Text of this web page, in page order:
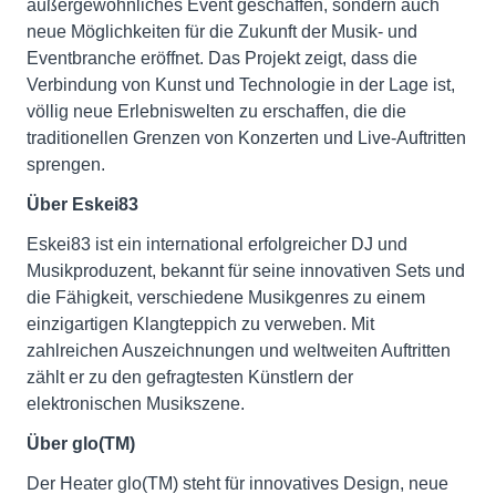
außergewöhnliches Event geschaffen, sondern auch
neue Möglichkeiten für die Zukunft der Musik- und
Eventbranche eröffnet. Das Projekt zeigt, dass die
Verbindung von Kunst und Technologie in der Lage ist,
völlig neue Erlebniswelten zu erschaffen, die die
traditionellen Grenzen von Konzerten und Live-Auftritten
sprengen.
Über Eskei83
Eskei83 ist ein international erfolgreicher DJ und
Musikproduzent, bekannt für seine innovativen Sets und
die Fähigkeit, verschiedene Musikgenres zu einem
einzigartigen Klangteppich zu verweben. Mit
zahlreichen Auszeichnungen und weltweiten Auftritten
zählt er zu den gefragtesten Künstlern der
elektronischen Musikszene.
Über glo(TM)
Der Heater glo(TM) steht für innovatives Design, neue